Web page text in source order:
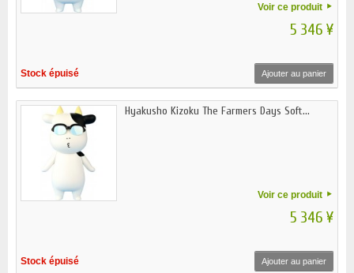
Voir ce produit
5 346 ¥
Stock épuisé Ajouter au panier
Hyakusho Kizoku The Farmers Days Soft...
Voir ce produit
5 346 ¥
Stock épuisé Ajouter au panier